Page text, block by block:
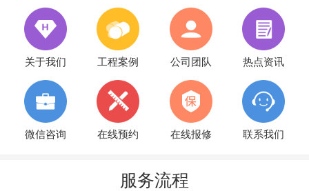
关于我们 工程案例 公司团队 热点资讯
微信咨询 在线预约 在线报修 联系我们
服务流程